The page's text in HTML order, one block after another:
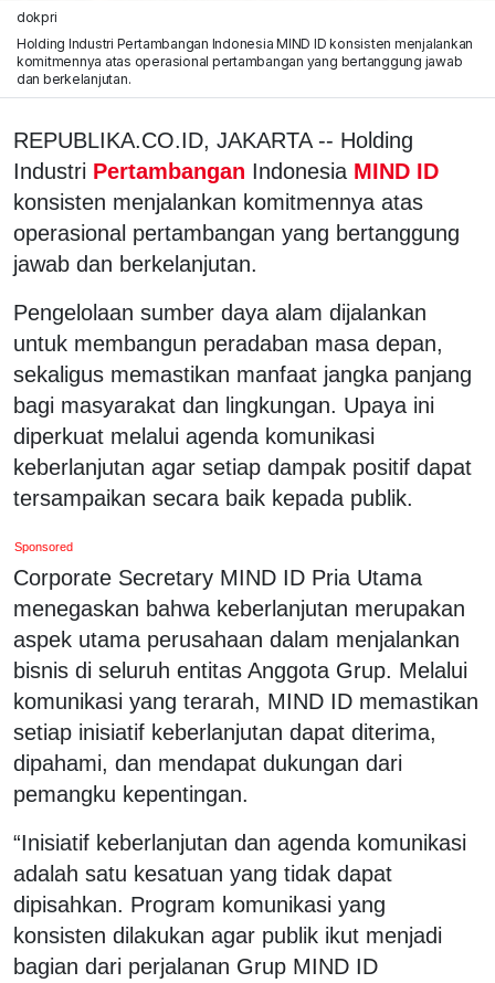
dokpri
Holding Industri Pertambangan Indonesia MIND ID konsisten menjalankan
komitmennya atas operasional pertambangan yang bertanggung jawab
dan berkelanjutan.
REPUBLIKA.CO.ID, JAKARTA -- Holding
Industri Pertambangan Indonesia MIND ID
konsisten menjalankan komitmennya atas
operasional pertambangan yang bertanggung
jawab dan berkelanjutan.
Pengelolaan sumber daya alam dijalankan
untuk membangun peradaban masa depan,
sekaligus memastikan manfaat jangka panjang
bagi masyarakat dan lingkungan. Upaya ini
diperkuat melalui agenda komunikasi
keberlanjutan agar setiap dampak positif dapat
tersampaikan secara baik kepada publik.
Sponsored
Corporate Secretary MIND ID Pria Utama
menegaskan bahwa keberlanjutan merupakan
aspek utama perusahaan dalam menjalankan
bisnis di seluruh entitas Anggota Grup. Melalui
komunikasi yang terarah, MIND ID memastikan
setiap inisiatif keberlanjutan dapat diterima,
dipahami, dan mendapat dukungan dari
pemangku kepentingan.
“Inisiatif keberlanjutan dan agenda komunikasi
adalah satu kesatuan yang tidak dapat
dipisahkan. Program komunikasi yang
konsisten dilakukan agar publik ikut menjadi
bagian dari perjalanan Grup MIND ID